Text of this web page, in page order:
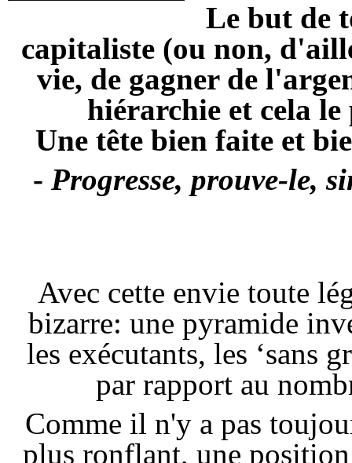
Le but de
capitaliste (ou non,
vie, de gagner de
hiérarchie et cela
Une tête bien faite et
- Progresse, prouve-le,
Avec cette envie toute
bizarre: une pyramide
les exécutants, les ‘sans
par rapport au
Comme il n'y a pas
plus ronflant, une